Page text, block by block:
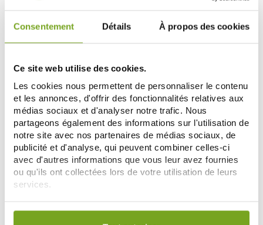
Consentement Détails À propos des cookies
Ce site web utilise des cookies.
Les cookies nous permettent de personnaliser le contenu
et les annonces, d'offrir des fonctionnalités relatives aux
médias sociaux et d'analyser notre trafic. Nous
partageons également des informations sur l'utilisation de
notre site avec nos partenaires de médias sociaux, de
publicité et d'analyse, qui peuvent combiner celles-ci
avec d'autres informations que vous leur avez fournies
ou qu'ils ont collectées lors de votre utilisation de leurs
services.
Votre choix de consentement est conservé pendant une
CLINIQUE
CLINIQUE BAUME A LEVRES
HYDRATANT TEINTE 05 CHUNKY
CHERRY 3G
20,50 € 19,48 €
AJOUTER AU PANIER
CLINIQUE
CLINIQUE DEMAQUILLANT
FACILE YEUX & LEVRES 125ML
21,99 €
16,49 €
AJOUTER AU PANIER
-5%